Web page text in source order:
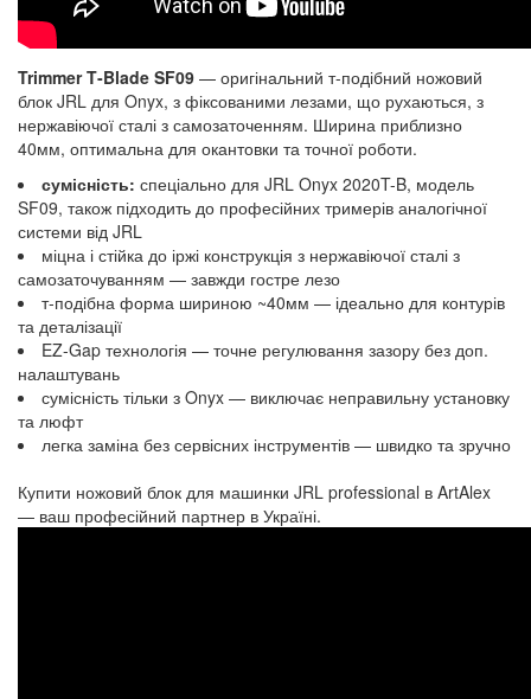
Trimmer T‑Blade SF09 — оригінальний т-подібний ножовий
блок JRL для Onyx, з фіксованими лезами, що рухаються, з
нержавіючої сталі з самозаточенням. Ширина приблизно
40мм, оптимальна для окантовки та точної роботи.
сумісність: спеціально для JRL Onyx 2020T-B, модель
SF09, також підходить до професійних тримерів аналогічної
системи від JRL
міцна і стійка до іржі конструкція з нержавіючої сталі з
самозаточуванням — завжди гостре лезо
т‑подібна форма шириною ~40мм — ідеально для контурів
та деталізації
EZ-Gap технологія — точне регулювання зазору без доп.
налаштувань
сумісність тільки з Onyx — виключає неправильну установку
та люфт
легка заміна без сервісних інструментів — швидко та зручно
Купити ножовий блок для машинки JRL professional в ArtAlex
— ваш професійний партнер в Україні.